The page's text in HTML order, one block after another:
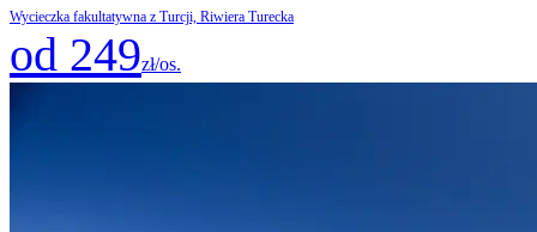
Wycieczka fakultatywna z Turcji, Riwiera Turecka
od 249zł/os.